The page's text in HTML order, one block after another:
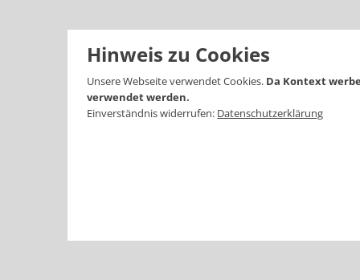
Hinweis zu Cookies
Unsere Webseite verwendet Cookies. Da Kontext
verwendet werden.
Einverständnis widerrufen: Datenschutzerklärung